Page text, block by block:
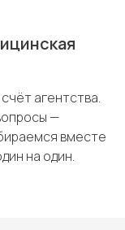
агентства.
—
вместе
на один.